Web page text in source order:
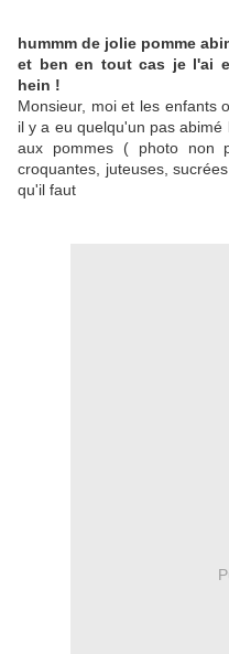
hummm de jolie pomme
et ben en tout cas je l'ai
hein !
Monsieur, moi et les enfants
il y a eu quelqu'un pas
aux pommes ( photo non
croquantes, juteuses,
qu'il faut